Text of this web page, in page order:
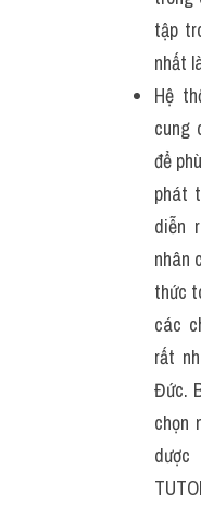
tập
nhất
Hệ
cung
để
phát
diễn
nhân
thức
các
rất
Đức.
chọn